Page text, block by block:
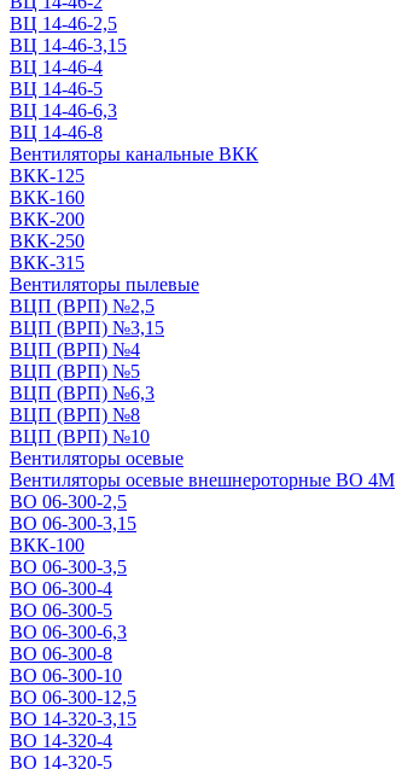
ВЦ 14-46-2,5
ВЦ 14-46-3,15
ВЦ 14-46-4
ВЦ 14-46-5
ВЦ 14-46-6,3
ВЦ 14-46-8
Вентиляторы канальные ВКК
ВКК-125
ВКК-160
ВКК-200
ВКК-250
ВКК-315
Вентиляторы пылевые
ВЦП (ВРП) №2,5
ВЦП (ВРП) №3,15
ВЦП (ВРП) №4
ВЦП (ВРП) №5
ВЦП (ВРП) №6,3
ВЦП (ВРП) №8
ВЦП (ВРП) №10
Вентиляторы осевые
Вентиляторы осевые внешнероторные ВО 4М
ВО 06-300-2,5
ВО 06-300-3,15
ВКК-100
ВО 06-300-3,5
ВО 06-300-4
ВО 06-300-5
ВО 06-300-6,3
ВО 06-300-8
ВО 06-300-10
ВО 06-300-12,5
ВО 14-320-3,15
ВО 14-320-4
ВО 14-320-5